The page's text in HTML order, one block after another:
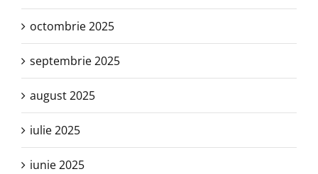
octombrie 2025
septembrie 2025
august 2025
iulie 2025
iunie 2025